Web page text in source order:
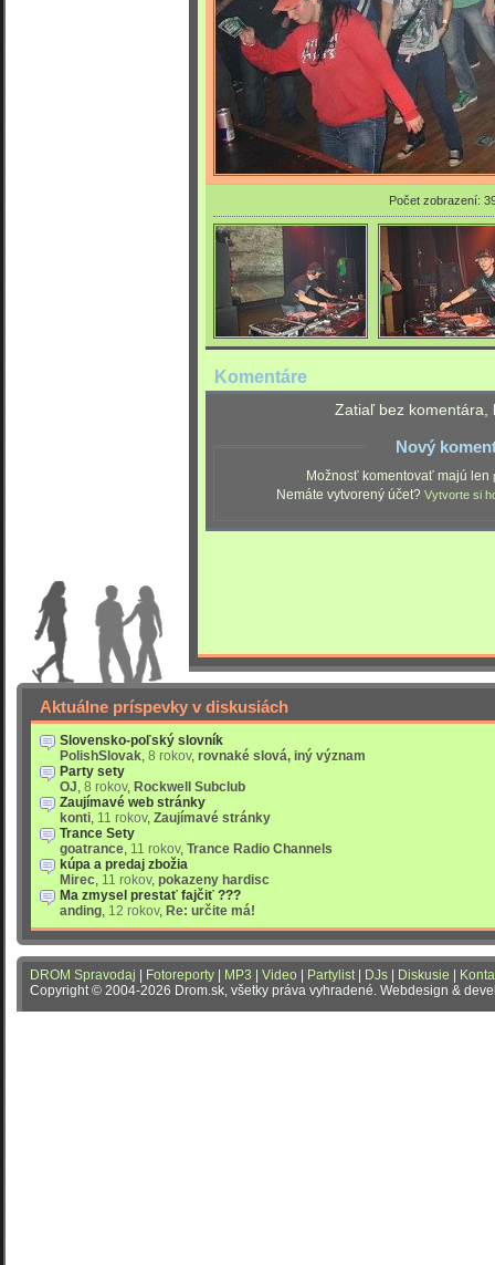
Počet zobrazení:
Komentáre
Zatiaľ bez komentára,
Nový
Možnosť komentovať majú len
Nemáte vytvorený účet? Vytvorte si
Aktuálne príspevky v diskusiách
Slovensko-poľský slovník
PolishSlovak, 8 rokov, rovnaké slová, iný význam
Party sety
OJ, 8 rokov, Rockwell Subclub
Zaujímavé web stránky
konti, 11 rokov, Zaujímavé stránky
Trance Sety
goatrance, 11 rokov, Trance Radio Channels
kúpa a predaj zbožia
Mirec, 11 rokov, pokazeny hardisc
Ma zmysel prestať fajčiť ???
anding, 12 rokov, Re: určite má!
DROM Spravodaj Fotoreporty MP3 Video Partylist| DJs Diskusie
Copyright © 2004-2026 Drom.sk, všetky práva vyhradené. Webdesign &